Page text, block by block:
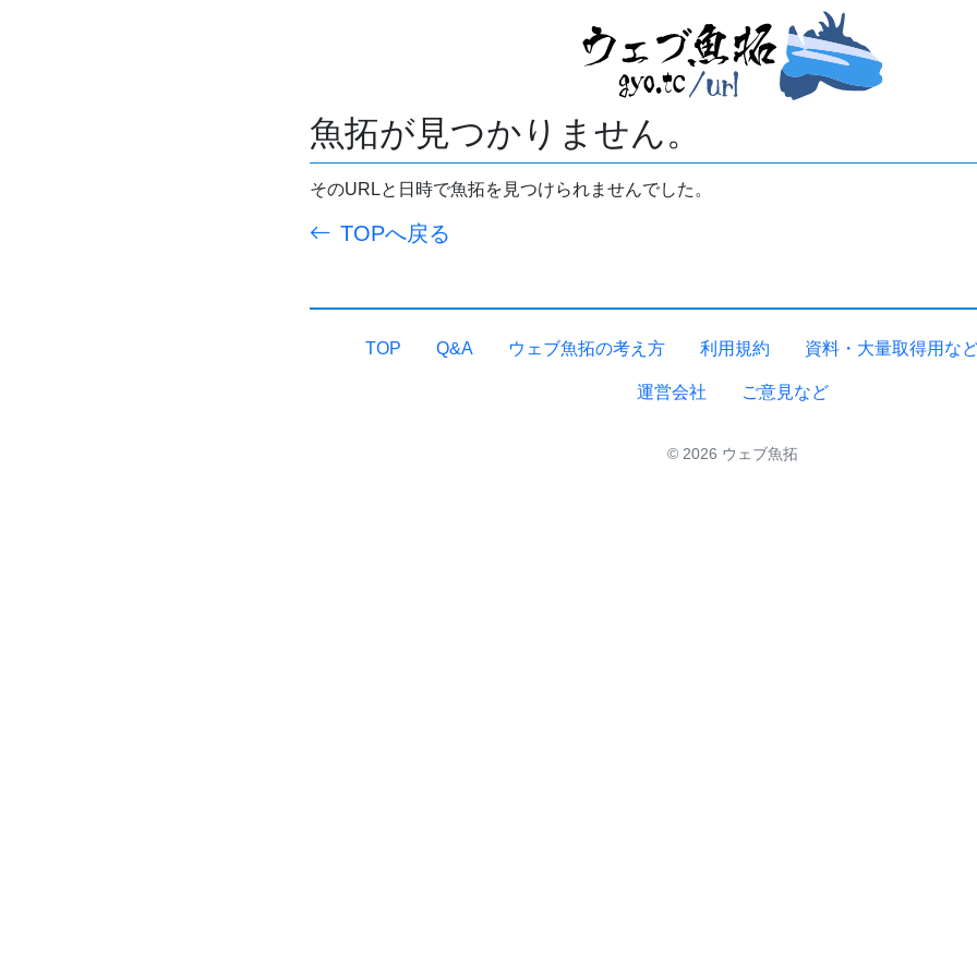
魚拓が見つかりません。
そのURLと日時で魚拓を見つけられませんでした。
TOPへ戻る
TOP Q&A ウェブ魚拓の考え方 利用規約 資料・大量取得用な
運営会社 ご意見など
© 2026 ウェブ魚拓